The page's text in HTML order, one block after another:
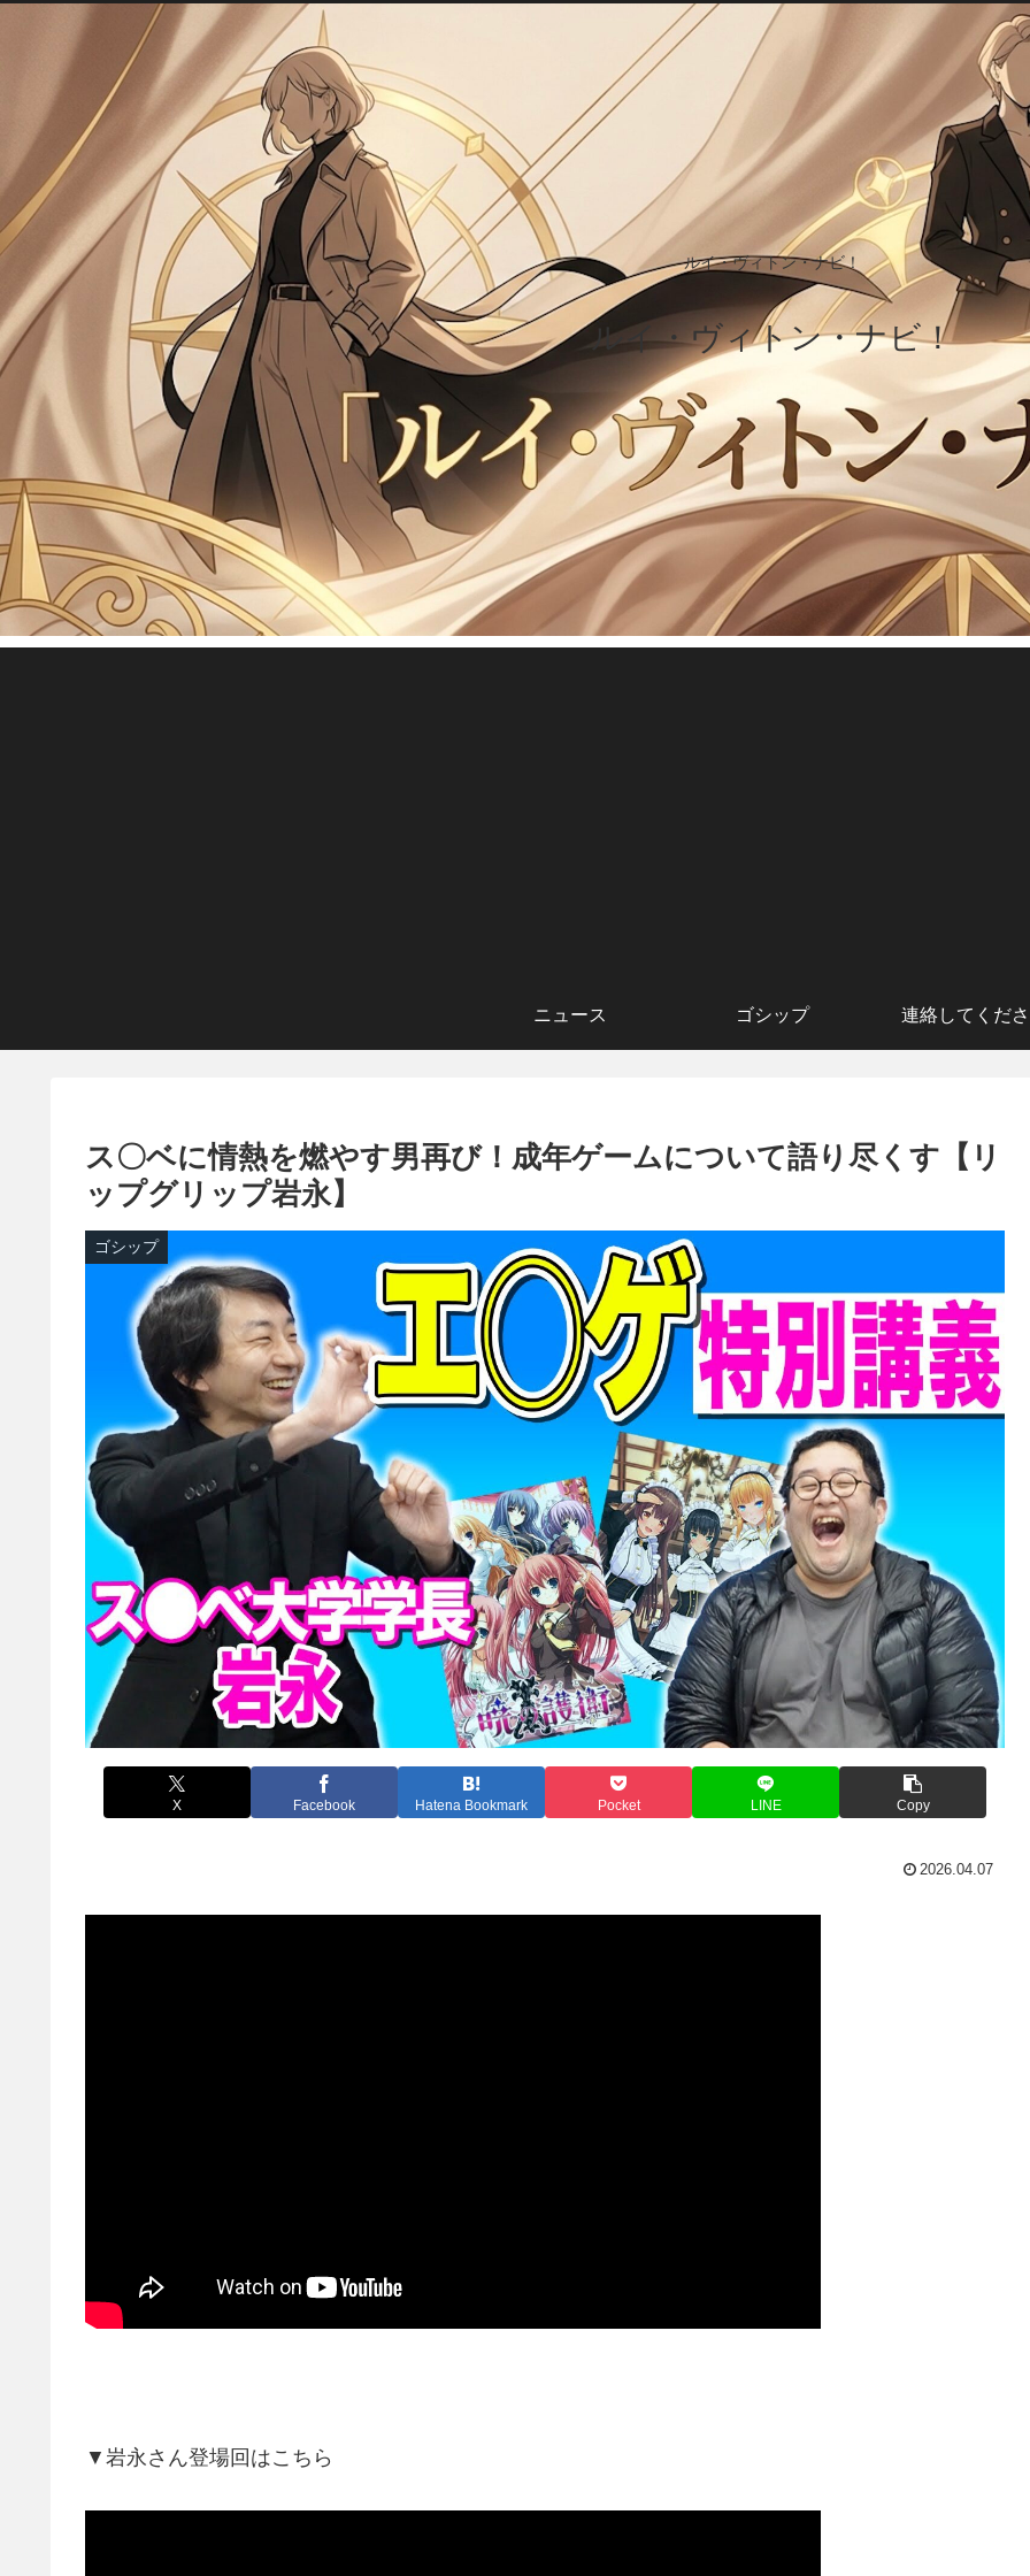
ルイ・ヴィトン・ナビ！
ルイ・ヴィトン・ナビ！
ニュース ゴシップ 連絡してくだ
ス〇ベに情熱を燃やす男再び！成年ゲームについて語り尽くす【リ
ップグリップ岩永】
ゴシップ
X Facebook Hatena Bookmark Pocket LINE Copy
2026.04.07
▼岩永さん登場回はこちら